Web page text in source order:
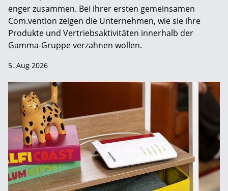
enger zusammen. Bei ihrer ersten gemeinsamen
Com.vention zeigen die Unternehmen, wie sie ihre
Produkte und Vertriebsaktivitäten innerhalb der
Gamma-Gruppe verzahnen wollen.
5. Aug 2026